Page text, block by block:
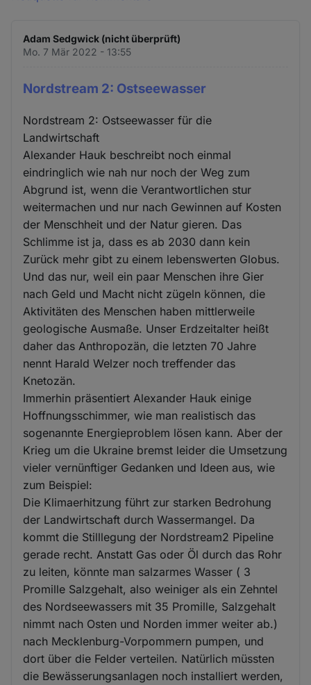
Adam Sedgwick (nicht überprüft)
Mo. 7 Mär 2022 - 13:55
Nordstream 2: Ostseewasser
Nordstream 2: Ostseewasser für die
Landwirtschaft
Alexander Hauk beschreibt noch einmal
eindringlich wie nah nur noch der Weg zum
Abgrund ist, wenn die Verantwortlichen stur
weitermachen und nur nach Gewinnen auf Kosten
der Menschheit und der Natur gieren. Das
Schlimme ist ja, dass es ab 2030 dann kein
Zurück mehr gibt zu einem lebenswerten Globus.
Und das nur, weil ein paar Menschen ihre Gier
nach Geld und Macht nicht zügeln können, die
Aktivitäten des Menschen haben mittlerweile
geologische Ausmaße. Unser Erdzeitalter heißt
daher das Anthropozän, die letzten 70 Jahre
nennt Harald Welzer noch treffender das
Knetozän.
Immerhin präsentiert Alexander Hauk einige
Hoffnungsschimmer, wie man realistisch das
sogenannte Energieproblem lösen kann. Aber der
Krieg um die Ukraine bremst leider die Umsetzung
vieler vernünftiger Gedanken und Ideen aus, wie
zum Beispiel:
Die Klimaerhitzung führt zur starken Bedrohung
der Landwirtschaft durch Wassermangel. Da
kommt die Stilllegung der Nordstream2 Pipeline
gerade recht. Anstatt Gas oder Öl durch das Rohr
zu leiten, könnte man salzarmes Wasser ( 3
Promille Salzgehalt, also weiniger als ein Zehntel
des Nordseewassers mit 35 Promille, Salzgehalt
nimmt nach Osten und Norden immer weiter ab.)
nach Mecklenburg-Vorpommern pumpen, und
dort über die Felder verteilen. Natürlich müssten
die Bewässerungsanlagen noch installiert werden,